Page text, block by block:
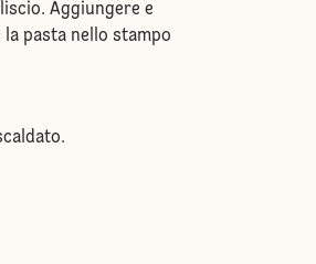
Aggiungere e
pasta nello stampo